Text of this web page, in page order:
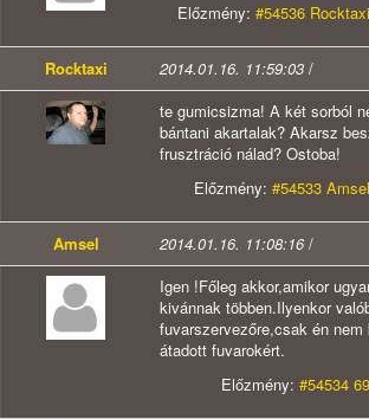
Előzmény: #54536
Rocktaxi 2014.01.16. 11:59:03 /
te gumicsizma! A két sorból
bántani akartalak? Akarsz
frusztráció nálad? Ostoba!
Előzmény: #54533
Amsel 2014.01.16. 11:08:16/
Igen !Főleg akkor,amikor
kivánnak többen.Ilyenkor
fuvarszervezőre,csak én nem
átadott fuvarokért.
Előzmény: #54534